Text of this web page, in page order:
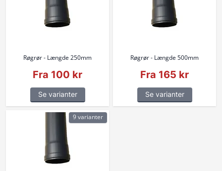
Røgrør - Længde 250mm
Fra 100 kr
Se varianter
Røgrør - Længde 500mm
Fra 165 kr
Se varianter
9 varianter